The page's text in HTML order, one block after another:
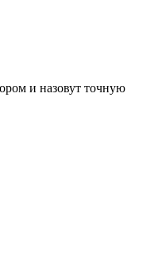
и назовут точную